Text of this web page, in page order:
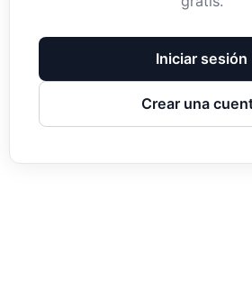
Iniciar sesión
Crear una